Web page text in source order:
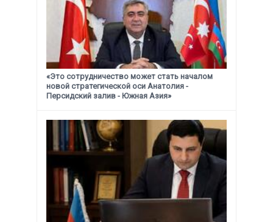
«Это сотрудничество может стать началом
новой стратегической оси Анатолия -
Персидский залив - Южная Азия»